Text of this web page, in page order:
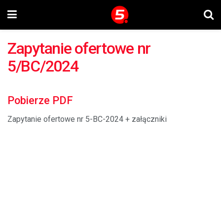
Zapytanie ofertowe nr
5/BC/2024
Pobierze PDF
Zapytanie ofertowe nr 5-BC-2024 + załączniki